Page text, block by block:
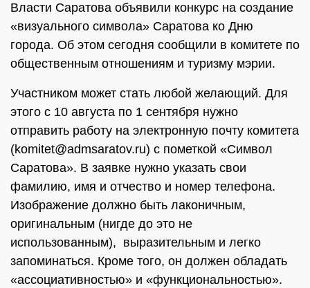
Власти Саратова объявили конкурс на создание
«визуального символа» Саратова ко Дню
города. Об этом сегодня сообщили в комитете по
общественным отношениям и туризму мэрии.
Участником может стать любой желающий. Для
этого с 10 августа по 1 сентября нужно
отправить работу на электронную почту комитета
(komitet@admsaratov.ru) с пометкой «Символ
Саратова». В заявке нужно указать свои
фамилию, имя и отчество и номер телефона.
Изображение должно быть лаконичным,
оригинальным (нигде до это не
использованным), выразительным и легко
запоминаться. Кроме того, он должен обладать
«ассоциативностью» и «функциональностью».